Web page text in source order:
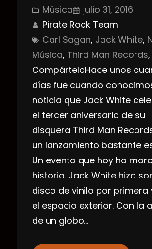
Música
julio 31, 2016
Pirate Rock Team
Carl Sagan, Jack White,
Música, Third Man Records,
CompárteloHace unos
días fue cuando
noticia que Jack White
el tercer aniversario de su
disquera Third Man
un lanzamiento bastante
Un evento que hoy ha
historia. Jack White hizo
disco de vinilo por primera
el espacio exterior. Con la
de un globo…